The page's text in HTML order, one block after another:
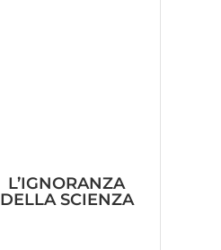
L’IGNORANZA
DELLA SCIENZA